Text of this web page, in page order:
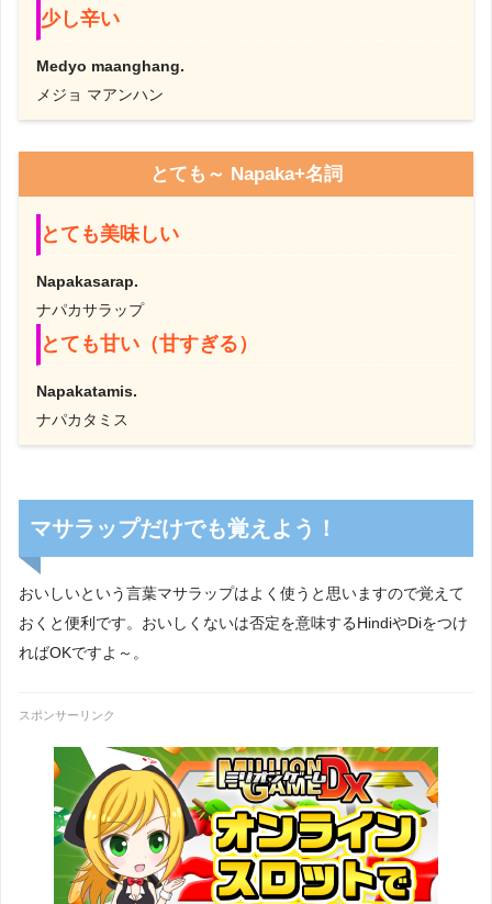
少し辛い
Medyo maanghang.
メジョ マアンハン
とても～ Napaka+名詞
とても美味しい
Napakasarap.
ナパカサラップ
とても甘い（甘すぎる）
Napakatamis.
ナパカタミス
マサラップだけでも覚えよう！
おいしいという言葉マサラップはよく使うと思いますので覚えて
おくと便利です。おいしくないは否定を意味するHindiやDiをつけ
ればOKですよ～。
スポンサーリンク